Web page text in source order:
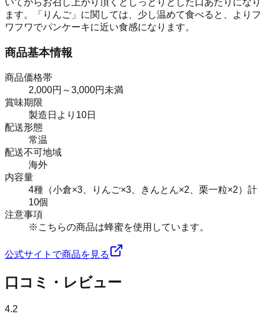
いてからお召し上がり頂くとしっとりとした口あたりになり
ます。「りんご」に関しては、少し温めて食べると、よりフ
ワフワでパンケーキに近い食感になります。
商品基本情報
商品価格帯
2,000円～3,000円未満
賞味期限
製造日より10日
配送形態
常温
配送不可地域
海外
内容量
4種（小倉×3、りんご×3、きんとん×2、栗一粒×2）計
10個
注意事項
※こちらの商品は蜂蜜を使用しています。
公式サイトで商品を見る
口コミ・レビュー
4.2